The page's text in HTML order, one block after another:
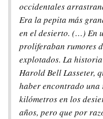
occidentales
Era la pepita más
en el desierto. (…) En
proliferaban rumores
explotados. La
Harold Bell Lasseter,
haber encontrado una
kilómetros en los
años, pero que por